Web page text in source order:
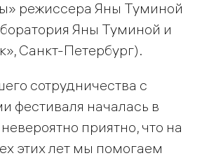
режиссера Яны Туминой
Яны Туминой и
Санкт-Петербург).
сотрудничества с
фестиваля началась в
приятно, что на
этих лет мы помогаем